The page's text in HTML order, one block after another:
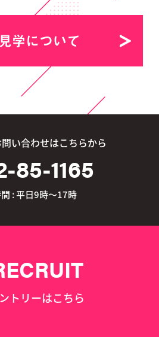
学について
い合わせはこちらから
85-1165
: 平日9時～17時
トリーはこちら